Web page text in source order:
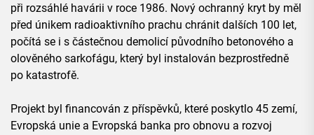
při rozsáhlé havárii v roce 1986. Nový ochranný kryt by měl
před únikem radioaktivního prachu chránit dalších 100 let,
počítá se i s částečnou demolicí původního betonového a
olověného sarkofágu, který byl instalován bezprostředně
po katastrofě.
Projekt byl financován z příspěvků, které poskytlo 45 zemí,
Evropská unie a Evropská banka pro obnovu a rozvoj